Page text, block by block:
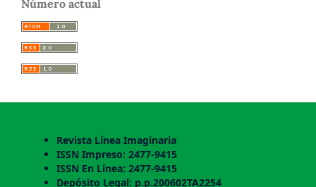
Número actual
Revista Línea Imaginaria
ISSN Impreso: 2477-9415
ISSN En Línea: 2477-9415
Depósito Legal: p.p.200602TA2254